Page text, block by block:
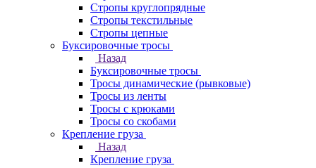
Стропы круглопрядные
Стропы текстильные
Стропы цепные
Буксировочные тросы
Назад
Буксировочные тросы
Тросы динамические (рывковые)
Тросы из ленты
Тросы с крюками
Тросы со скобами
Крепление груза
Назад
Крепление груза